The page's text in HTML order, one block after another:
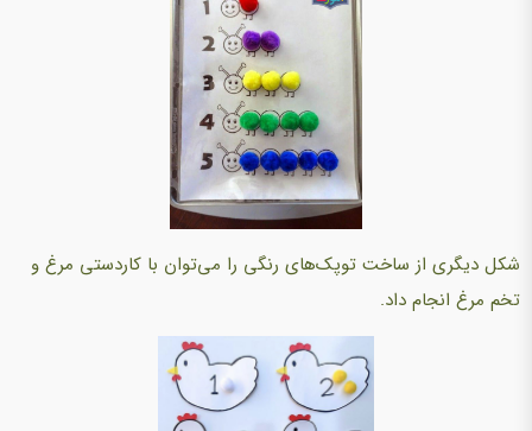
شکل دیگری از ساخت توپک‌های رنگی را می‌توان با کاردستی مرغ و
تخم مرغ انجام داد.